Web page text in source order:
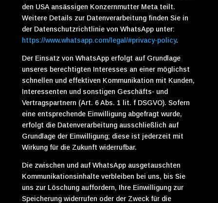
den USA ansässigen Konzernmutter Meta teilt.
Weitere Details zur Datenverarbeitung finden Sie in
der Datenschutzrichtlinie von WhatsApp unter:
https://www.whatsapp.com/legal/#privacy-policy.
Der Einsatz von WhatsApp erfolgt auf Grundlage
unseres berechtigten Interesses an einer möglichst
schnellen und effektiven Kommunikation mit Kunden,
Interessenten und sonstigen Geschäfts- und
Vertragspartnern (Art. 6 Abs. 1 lit. f DSGVO). Sofern
eine entsprechende Einwilligung abgefragt wurde,
erfolgt die Datenverarbeitung ausschließlich auf
Grundlage der Einwilligung; diese ist jederzeit mit
Wirkung für die Zukunft widerrufbar.
Die zwischen und auf WhatsApp ausgetauschten
Kommunikationsinhalte verbleiben bei uns, bis Sie
uns zur Löschung auffordern, Ihre Einwilligung zur
Speicherung widerrufen oder der Zweck für die